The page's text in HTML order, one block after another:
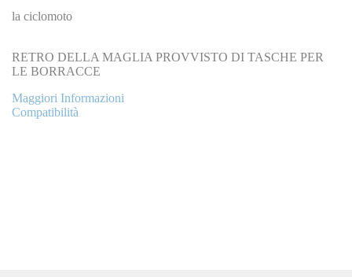
la ciclomoto
RETRO DELLA MAGLIA PROVVISTO DI TASCHE PER
LE BORRACCE
Maggiori Informazioni
Compatibilità